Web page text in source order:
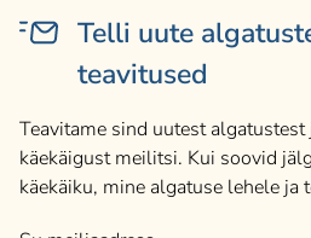
Telli uute
teavitused
Teavitame sind uutest
käekäigust meilitsi. Kui soovid
käekäiku, mine algatuse lehele